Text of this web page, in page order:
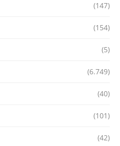
(147)
(154)
(5)
(6.749)
(40)
(101)
(42)